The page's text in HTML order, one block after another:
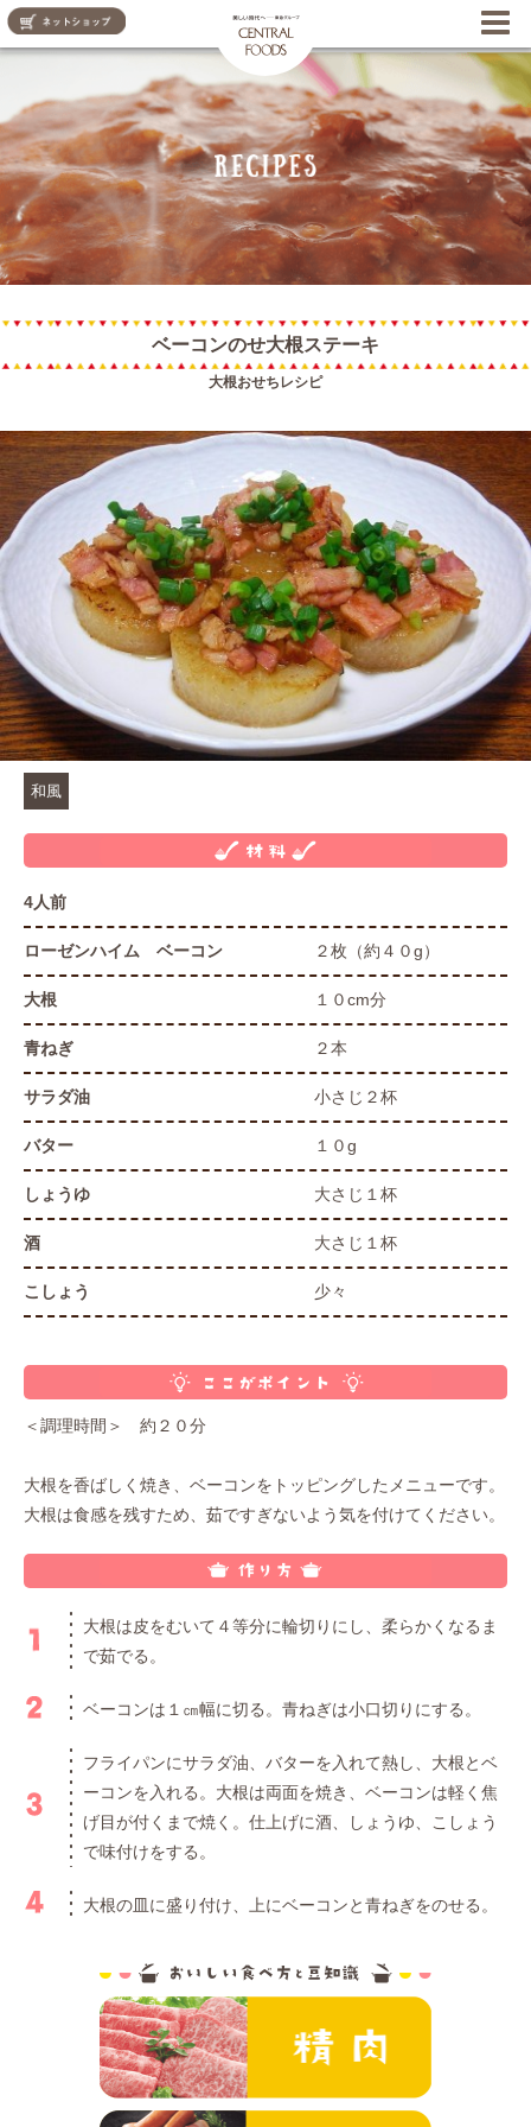
ベーコンのせ大根ステーキ
大根おせちレシピ
和風
4人前
ローゼンハイム ベーコン ２枚（約４０g）
大根 １０cm分
青ねぎ ２本
サラダ油 小さじ２杯
バター １０g
しょうゆ 大さじ１杯
酒 大さじ１杯
こしょう 少々
＜調理時間＞ 約２０分
大根を香ばしく焼き、ベーコンをトッピングしたメニューです。
大根は食感を残すため、茹ですぎないよう気を付けてください。
大根は皮をむいて４等分に輪切りにし、柔らかくなるま
で茹でる。
ベーコンは１㎝幅に切る。青ねぎは小口切りにする。
フライパンにサラダ油、バターを入れて熱し、大根とベ
ーコンを入れる。大根は両面を焼き、ベーコンは軽く焦
げ目が付くまで焼く。仕上げに酒、しょうゆ、こしょう
で味付けをする。
大根の皿に盛り付け、上にベーコンと青ねぎをのせる。